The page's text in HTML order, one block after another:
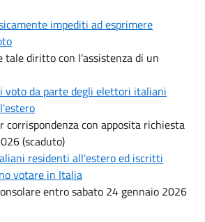
impediti ad esprimere
tale diritto con l'assistenza di un
voto da parte degli elettori italiani
corrispondenza con apposita richiesta
(scaduto)
residenti all'estero ed iscritti
votare in Italia
entro sabato 24 gennaio 2026